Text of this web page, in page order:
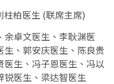
柏医生 (联席主席)
余卓文医生、李耿渊医
、郭安庆医生、陈良贵
生、冯子恩医生、冯以
锐医生、梁达智医生